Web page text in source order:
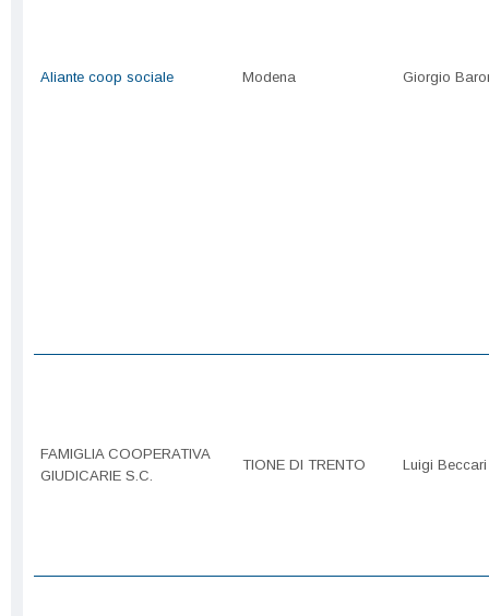
Aliante coop sociale Modena Giorgio
FAMIGLIA COOPERATIVA
GIUDICARIE S.C.
TIONE DI TRENTO Luigi Beccari